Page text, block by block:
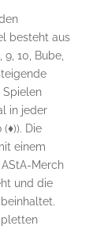
besteht aus
9, 10, Bube,
Spielen
in jeder
(♦)). Die
einem
Merch
und die
beinhaltet.